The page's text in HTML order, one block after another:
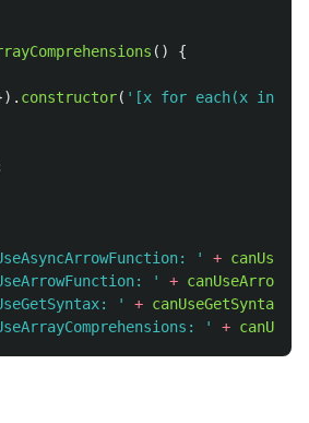
()
{
constructor( ' [x for each(x in
' +
' +
' + canUseGetSyntax
' +